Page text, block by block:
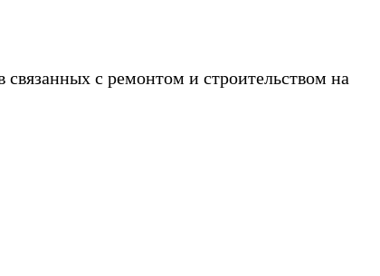
с ремонтом и строительством на